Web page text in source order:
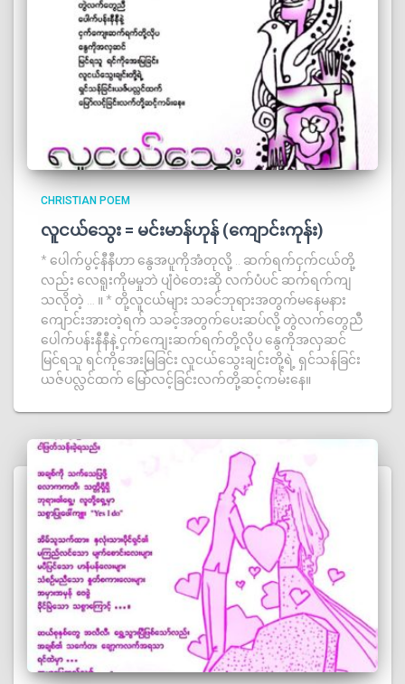
CHRISTIAN POEM
လူငယ်သွေး = မင်းမာန်ဟုန် (ကျောင်းကုန်း)
* ပေါက်ပွင့်နီနီဟာ နွေအပူကိုအံတုလို့ .. ဆက်ရက်ငှက်ငယ်တို့
လည်း လေရူးကိုမမှုဘဲ ပျံဝဲတေးဆို လက်ပံပင် ဆက်ရက်ကျ
သလိုတဲ့ … ။ * တို့လူငယ်များ သခင်ဘုရားအတွက်မနေမနား
ကျောင်းအားတဲ့ရက် သခင့်အတွက်ပေးဆပ်လို့ တွဲလက်တွေညီ
ပေါက်ပန်းနီနီနဲ့ ငှက်ကျေးဆက်ရက်တို့လိုပ နွေကိုအလှဆင်
မြင်ရသူ ရင်ကိုအေးမြခြင်း လူငယ်သွေးချင်းတို့ရဲ့ ရှင်သန်ခြင်း
ယဇ်ပလ္လင်ထက် မြော်လင့်ခြင်းလက်တို့ဆင့်ကမ်းနေ။